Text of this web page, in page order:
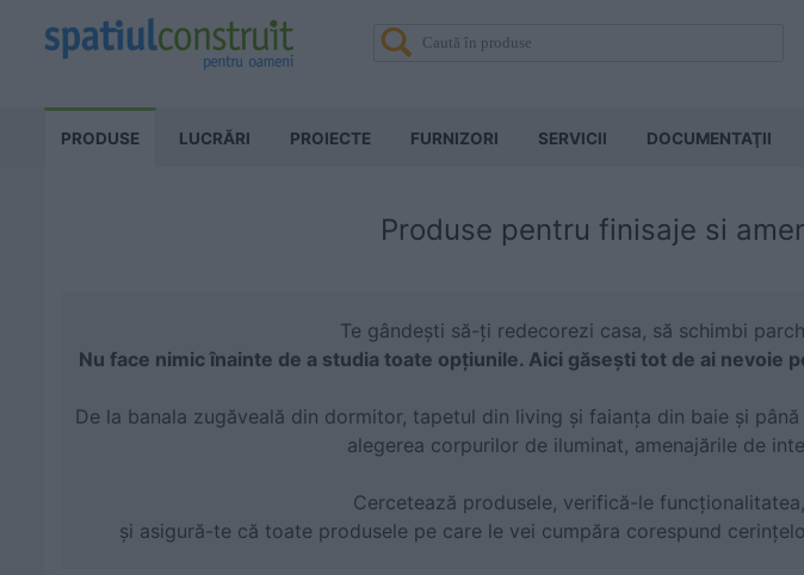
PRODUSE LUCRĂRI PROIECTE FURNIZORI SERVICII DOCUMENTAŢII
Produse pentru finisaje si
Te gândești să-ți redecorezi casa, să schimbi
Nu face nimic înainte de a studia toate opțiunile. Aici găsești tot de ai
De la banala zugăveală din dormitor, tapetul din living și faianța din baie și
alegerea corpurilor de iluminat, amenajările de
Cercetează produsele, verifică-le
și asigură-te că toate produsele pe care le vei cumpăra corespund